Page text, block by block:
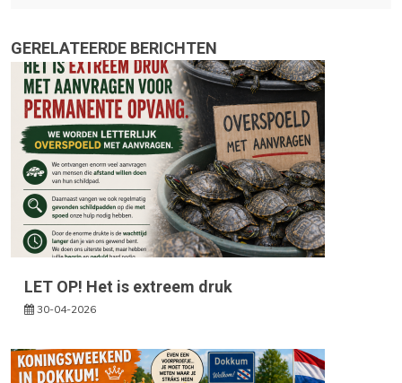
GERELATEERDE BERICHTEN
LET OP! Het is extreem druk
30-04-2026